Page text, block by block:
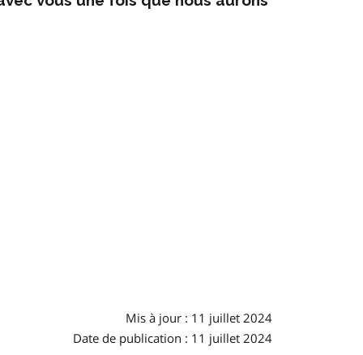
Mis à jour : 11 juillet 2024
Date de publication : 11 juillet 2024